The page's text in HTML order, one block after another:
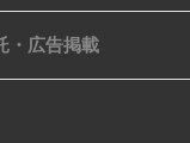
・広告掲載